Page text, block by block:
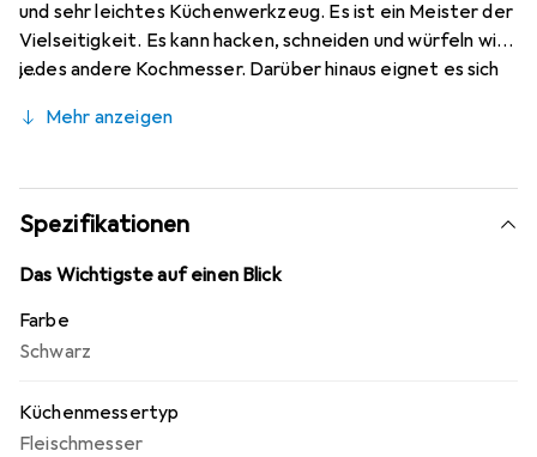
und sehr leichtes Küchenwerkzeug. Es ist ein Meister der
Vielseitigkeit. Es kann hacken, schneiden und würfeln wie
jedes andere Kochmesser. Darüber hinaus eignet es sich
bereit für eine kulinarische Karriere? Das chinesische
Mehr anzeigen
Spezifikationen
Das Wichtigste auf einen Blick
Farbe
Schwarz
Küchenmessertyp
Fleischmesser